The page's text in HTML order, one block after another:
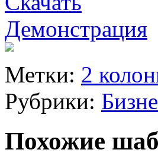
Демонстрация
Метки: 2
Рубрики:
Похожие